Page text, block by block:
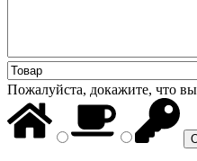
Пожалуйста, докажите, что